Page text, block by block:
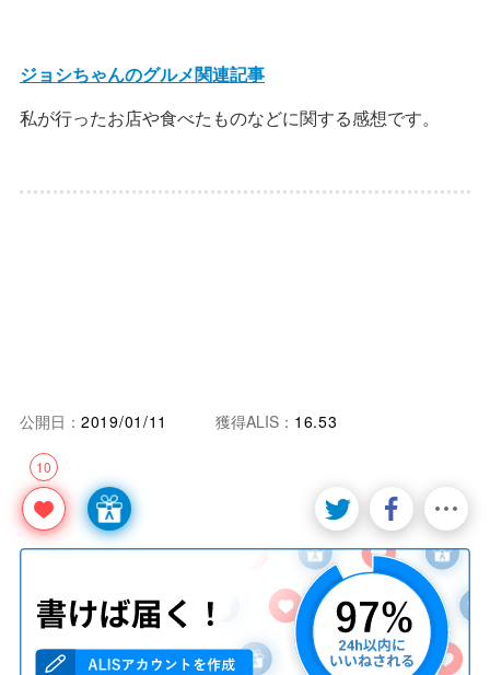
ジョシちゃんのグルメ関連記事
私が行ったお店や食べたものなどに関する感想です。
10
公開日： 2019/01/11 獲得ALIS： 16.53